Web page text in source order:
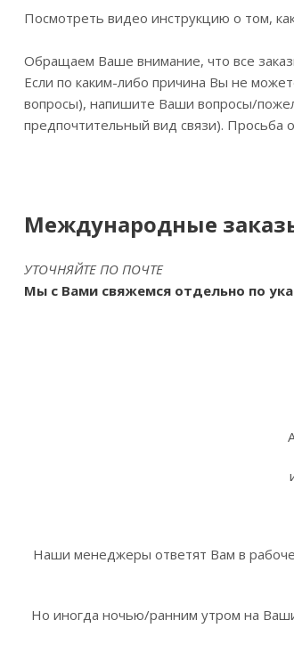
Посмотреть видео инструкцию о том,
Обращаем Ваше внимание, что все
Если по каким-либо причина Вы не
вопросы), напишите Ваши вопросы/
предпочтительный вид связи). Просьба
Международные
УТОЧНЯЙТЕ ПО ПОЧТЕ
Мы с Вами свяжемся отдельно по
Наши менеджеры ответят Вам в
Но иногда ночью/ранним утром на